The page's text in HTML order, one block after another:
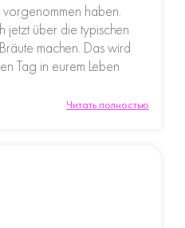
haben.
über die typischen
machen. Das wird
Tag in eurem Leben
Читать полностью